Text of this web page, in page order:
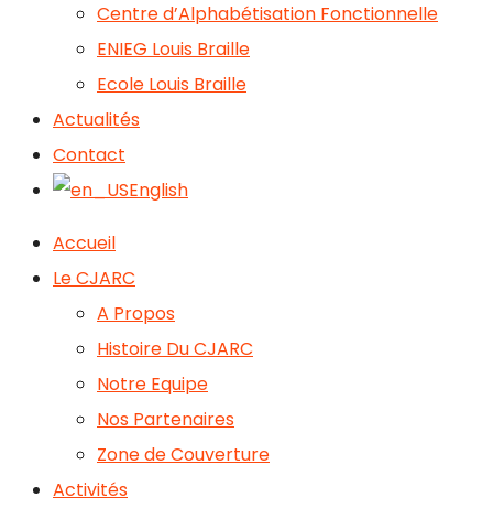
Centre d’Alphabétisation Fonctionnelle
ENIEG Louis Braille
Ecole Louis Braille
Actualités
Contact
English
Accueil
Le CJARC
A Propos
Histoire Du CJARC
Notre Equipe
Nos Partenaires
Zone de Couverture
Activités